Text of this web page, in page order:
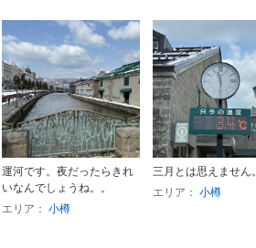
運河です。夜だったらきれ
いなんでしょうね。。
エリア： 小樽
三月とは思えません。
エリア： 小樽